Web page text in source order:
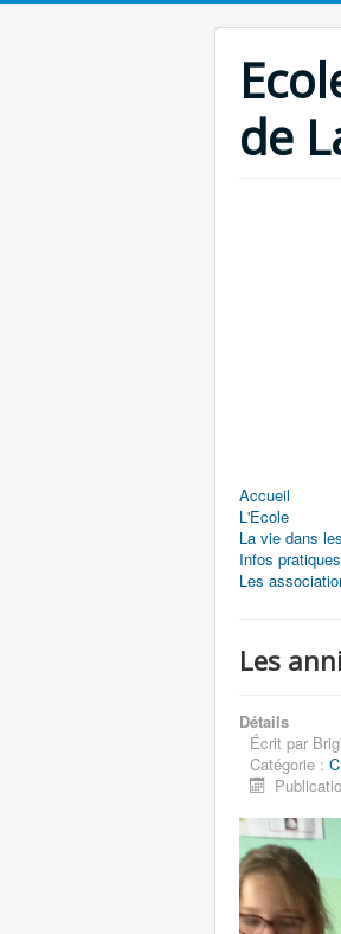
de
Accueil
L'Ecole
La vie dans
Infos pratiques
Les
Les
Détails
Écrit par
Catégorie :